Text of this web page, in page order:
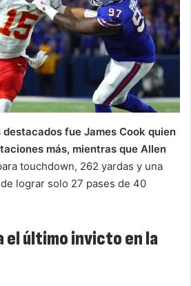
fue James Cook quien
más, mientras que Allen
touchdown, 262 yardas y una
lograr solo 27 pases de 40
el último invicto en la